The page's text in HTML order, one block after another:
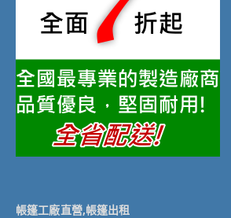
帳篷工廠直營,帳篷出租